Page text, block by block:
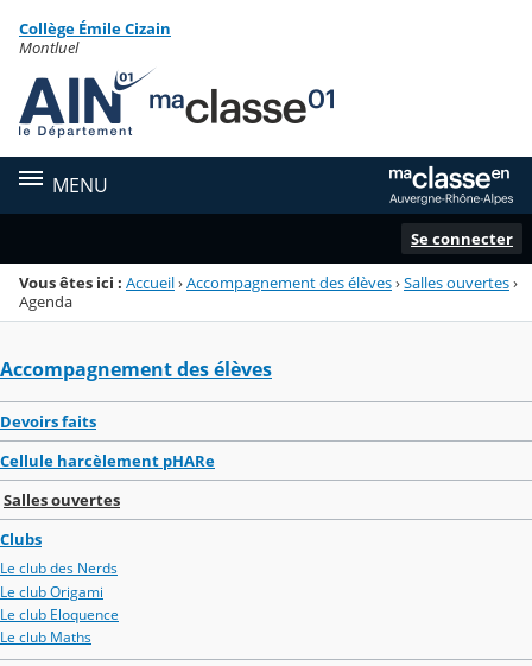
Menu de la rubrique
Contenu
Collège Émile Cizain
Montluel
MENU
Se connecter
Vous êtes ici : Accueil›Accompagnement des élèves›Salles ouvertes›
Agenda
Accompagnement des élèves
Devoirs faits
Cellule harcèlement pHARe
Salles ouvertes
Clubs
Le club des Nerds
Le club Origami
Le club Eloquence
Le club Maths